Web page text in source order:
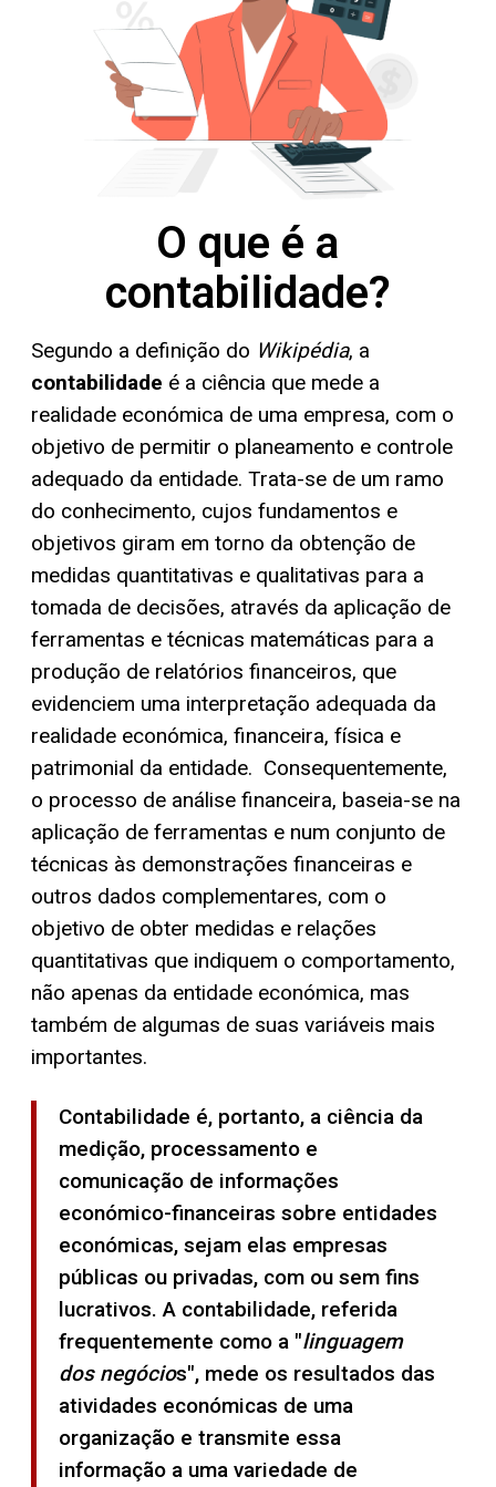
O que é a
contabilidade?
Segundo a definição do Wikipédia, a
contabilidade é a ciência que mede a
realidade económica de uma empresa, com o
objetivo de permitir o planeamento e controle
adequado da entidade. Trata-se de um ramo
do conhecimento, cujos fundamentos e
objetivos giram em torno da obtenção de
medidas quantitativas e qualitativas para a
tomada de decisões, através da aplicação de
ferramentas e técnicas matemáticas para a
produção de relatórios financeiros, que
evidenciem uma interpretação adequada da
realidade económica, financeira, física e
patrimonial da entidade. Consequentemente,
o processo de análise financeira, baseia-se na
aplicação de ferramentas e num conjunto de
técnicas às demonstrações financeiras e
outros dados complementares, com o
objetivo de obter medidas e relações
quantitativas que indiquem o comportamento,
não apenas da entidade económica, mas
também de algumas de suas variáveis ​​mais
importantes.
Contabilidade é, portanto, a ciência da
medição, processamento e
comunicação de informações
económico-financeiras sobre entidades
económicas, sejam elas empresas
públicas ou privadas, com ou sem fins
lucrativos. A contabilidade, referida
frequentemente como a "linguagem
dos negócios", mede os resultados das
atividades económicas de uma
organização e transmite essa
informação a uma variedade de